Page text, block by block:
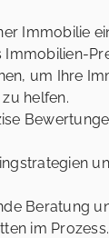
Immobilie
um Ihre
helfen.
Beratung
im Prozess.